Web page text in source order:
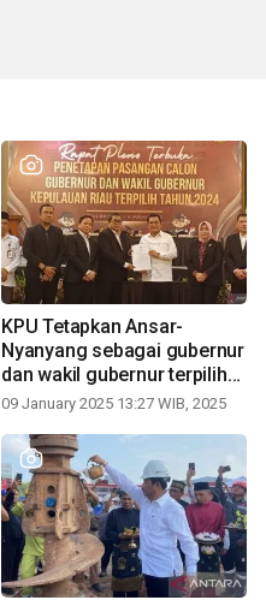
KPU Tetapkan Ansar-
Nyanyang sebagai gubernur
dan wakil gubernur terpilih
periode 2025-2030
09 January 2025 13:27 WIB, 2025